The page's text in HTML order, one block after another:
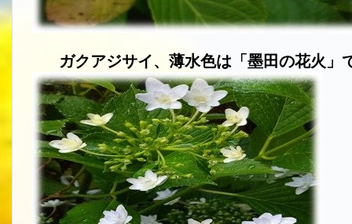
ガクアジサイ、薄水色は「墨田の花火」